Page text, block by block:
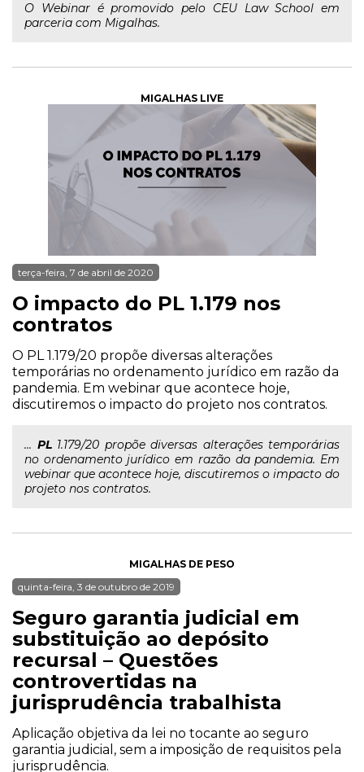
O Webinar é promovido pelo CEU Law School em
parceria com Migalhas.
MIGALHAS LIVE
terça-feira, 7 de abril de 2020
O impacto do PL 1.179 nos
contratos
O PL 1.179/20 propõe diversas alterações
temporárias no ordenamento jurídico em razão da
pandemia. Em webinar que acontece hoje,
discutiremos o impacto do projeto nos contratos.
... PL1.179/20 propõe diversas alterações temporárias
no ordenamento jurídico em razão da pandemia. Em
webinar que acontece hoje, discutiremos o impacto do
projeto nos contratos.
MIGALHAS DE PESO
quinta-feira, 3 de outubro de 2019
Seguro garantia judicial em
substituição ao depósito
recursal – Questões
controvertidas na
jurisprudência trabalhista
Aplicação objetiva da lei no tocante ao seguro
garantia judicial, sem a imposição de requisitos pela
jurisprudência.